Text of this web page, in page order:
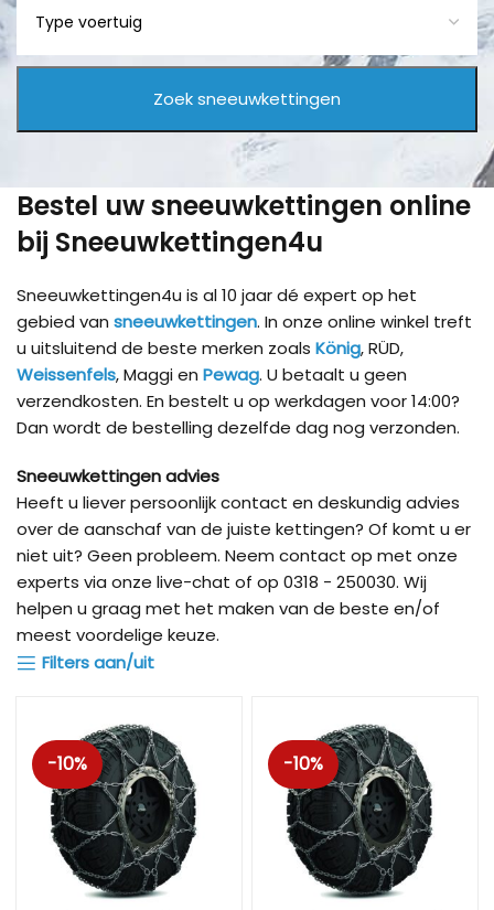
Bestel uw sneeuwkettingen online
bij Sneeuwkettingen4u
Sneeuwkettingen4u is al 10 jaar dé expert op het
gebied van sneeuwkettingen. In onze online winkel treft
u uitsluitend de beste merken zoals König, RÜD,
Weissenfels, Maggi en Pewag. U betaalt u geen
verzendkosten. En bestelt u op werkdagen voor 14:00?
Dan wordt de bestelling dezelfde dag nog verzonden.
Sneeuwkettingen advies
Heeft u liever persoonlijk contact en deskundig advies
over de aanschaf van de juiste kettingen? Of komt u er
niet uit? Geen probleem. Neem contact op met onze
experts via onze live-chat of op 0318 - 250030. Wij
helpen u graag met het maken van de beste en/of
meest voordelige keuze.
Filters aan/uit
-10% -10%